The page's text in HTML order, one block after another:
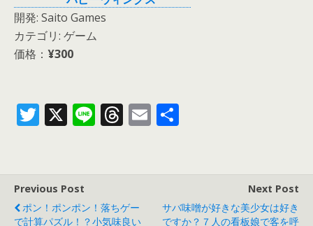
開発: Saito Games
カテゴリ: ゲーム
価格： ¥300
T
er
X Li T
d
E
Previous Post
ポン！ポンポン！落ちゲー
で計算パズル！？小気味良い
Next Post
サバ味噌が好きな美少女は好き
ですか？７人の看板娘で客を呼